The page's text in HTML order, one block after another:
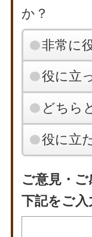
か？
非常に
役に立
どちら
役に立
ご意見・
下記をご入